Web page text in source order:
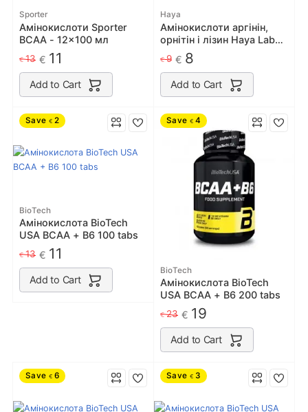
Sporter
Амінокислоти Sporter
BCAA - 12x100 мл
€13 € 11
Add to Cart
Haya
Амінокислоти аргінін,
орнітін і лізин Haya Labs
L-Arginine/L-Ornithine/L-
Lysine - 100 капс
€9 € 8
Add to Cart
Save € 2
BioTech
Амінокислота BioTech
USA BCAA + B6 100 tabs
€13 € 11
Add to Cart
Save € 4
BioTech
Амінокислота BioTech
USA BCAA + B6 200 tabs
€23 € 19
Add to Cart
Save € 6 Save € 3